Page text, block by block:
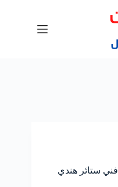
فني تركيب ستائر ايكيا 66330441 فني ستائر هندي